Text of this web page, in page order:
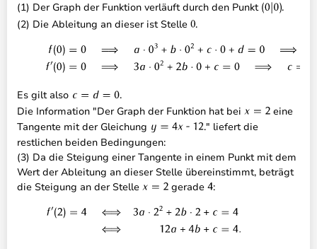
(1) Der Graph der Funktion verläuft durch den Punkt
.
(2) Die Ableitung an dieser ist Stelle
.
Es gilt also
.
Die Information "Der Graph der Funktion hat bei
eine
Tangente mit der Gleichung
." liefert die
restlichen beiden Bedingungen:
(3) Da die Steigung einer Tangente in einem Punkt mit dem
Wert der Ableitung an dieser Stelle übereinstimmt, beträgt
die Steigung an der Stelle
gerade :